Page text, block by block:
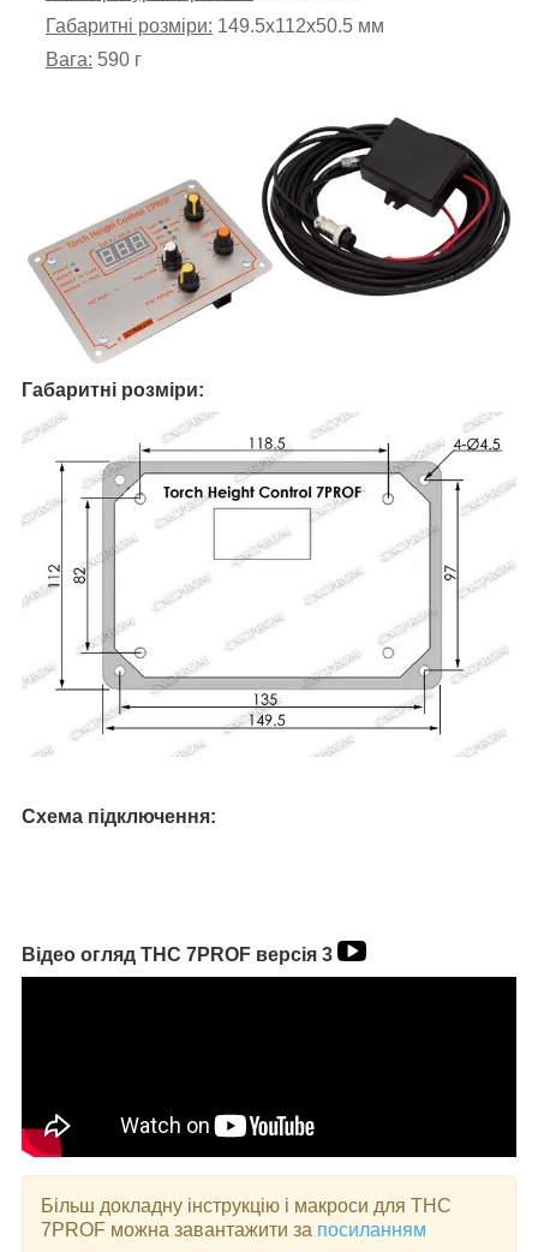
Габаритні розміри: 149.5х112х50.5 мм
Вага: 590 г
Габаритні розміри:
Схема підключення:
Відео огляд THC 7PROF версія 3
Більш докладну інструкцію і макроси для THC
7PROF можна завантажити за посиланням